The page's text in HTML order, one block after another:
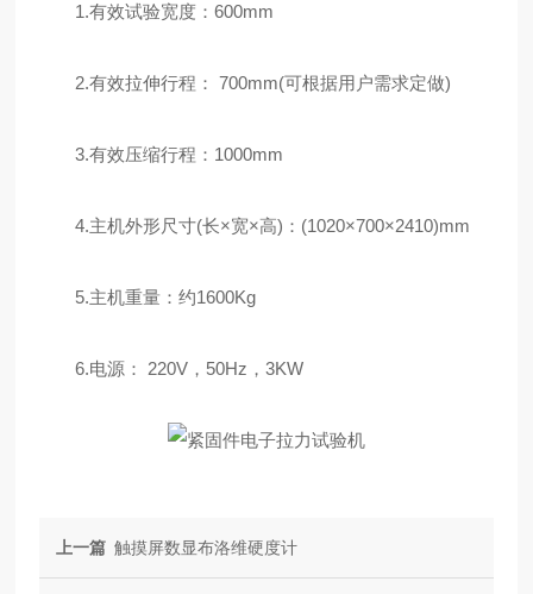
1.有效试验宽度：600mm
2.有效拉伸行程： 700mm(可根据用户需求定做)
3.有效压缩行程：1000mm
4.主机外形尺寸(长×宽×高)：(1020×700×2410)mm
5.主机重量：约1600Kg
6.电源： 220V，50Hz，3KW
上一篇 触摸屏数显布洛维硬度计